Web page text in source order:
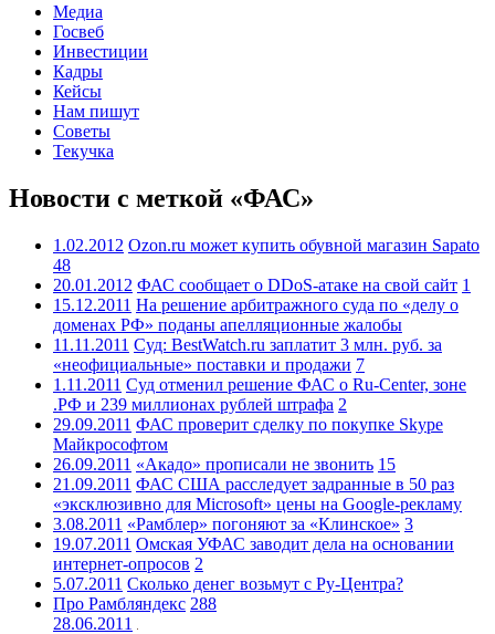
Медиа
Госвеб
Инвестиции
Кадры
Кейсы
Нам пишут
Советы
Текучка
Новости с меткой «ФАС»
1.02.2012 Ozon.ru может купить обувной магазин Sapato
48
20.01.2012 ФАС сообщает о DDoS-атаке на свой сайт 1
15.12.2011 На решение арбитражного суда по «делу о
доменах РФ» поданы апелляционные жалобы
11.11.2011 Суд: BestWatch.ru заплатит 3 млн. руб. за
«неофициальные» поставки и продажи 7
1.11.2011 Суд отменил решение ФАС о Ru-Center, зоне
.РФ и 239 миллионах рублей штрафа 2
29.09.2011 ФАС проверит сделку по покупке Skype
Майкрософтом
26.09.2011 «Акадо» прописали не звонить 15
21.09.2011 ФАС США расследует задранные в 50 раз
«эксклюзивно для Microsoft» цены на Google-рекламу
3.08.2011 «Рамблер» погоняют за «Клинское» 3
19.07.2011 Омская УФАС заводит дела на основании
интернет-опросов 2
5.07.2011 Сколько денег возьмут с Ру-Центра?
Про Рамбляндекс 288
28.06.2011